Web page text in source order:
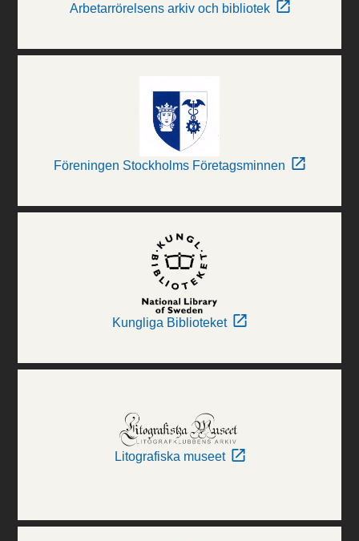
Arbetarrörelsens arkiv och bibliotek
Föreningen Stockholms Företagsminnen
Kungliga Biblioteket
Litografiska museet